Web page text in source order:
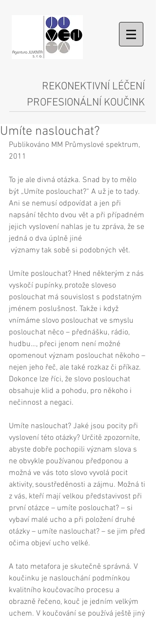
PROFESIONÁLNÍ KOUČINK
REKONEKTIVNÍ LÉČENÍ
Umíte naslouchat?
Publikováno MM Průmyslové spektrum,
2011
To je ale divná otázka. Snad by to mělo
být „Umíte poslouchat?“ A už je to tady.
Ani se nemusí odpovídat a jen při
napsání těchto dvou vět a při případném
jejich vyslovení nahlas je tu zpráva, že se
jedná o dva úplně jiné
významy tak sobě si podobných vět.
Umíte poslouchat? Hned některým z nás
vyskočí pupínky, protože sloveso
poslouchat má souvislost s podstatným
jménem poslušnost. Takže i když
vnímáme slovo poslouchat ve smyslu
poslouchat něco – přednášku, rádio,
hudbu…, přeci jenom není možné
opomenout význam poslouchat někoho –
nejen jeho řeč, ale také rozkaz či příkaz.
Dokonce lze říci, že slovo poslouchat
obsahuje klid a pohodu, pro někoho i
nečinnost a negaci.
Umíte naslouchat? Jaké jsou pocity při
vyslovení této otázky? Určitě zpozorníte,
abyste dobře pochopili význam slova s
ne obvykle používanou předponou a
možná ve vás toto slovo vyvolá pocit
aktivity, soustředěnosti a zájmu. Možná ti
z vás, kteří mají velkou představivost při
první otázce – umíte poslouchat? – si
vybaví malé ucho a při položení druhé
otázky – umíte naslouchat? – se jim před
očima objeví ucho velké.
A tato metafora je skutečně správná. V
koučinku je naslouchání podmínkou
kvalitního koučovacího procesu a
obrazně řečeno, kouč je jedním velkým
uchem. V koučování se používá ještě jiný